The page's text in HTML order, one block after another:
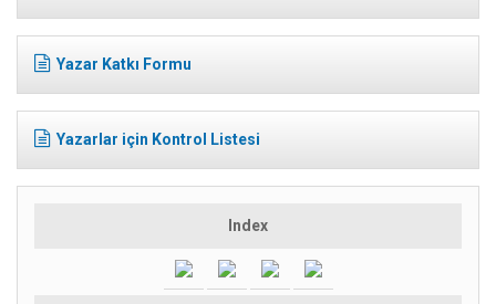
Yazar Katkı Formu
Yazarlar için Kontrol Listesi
Index